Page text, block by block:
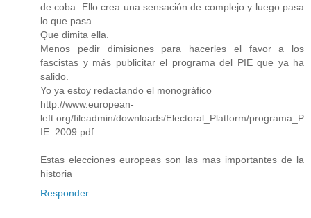
de coba. Ello crea una sensación de complejo y luego pasa
lo que pasa.
Que dimita ella.
Menos pedir dimisiones para hacerles el favor a los
fascistas y más publicitar el programa del PIE que ya ha
salido.
Yo ya estoy redactando el monográfico
http://www.european-
left.org/fileadmin/downloads/Electoral_Platform/programa_P
IE_2009.pdf
Estas elecciones europeas son las mas importantes de la
historia
Responder